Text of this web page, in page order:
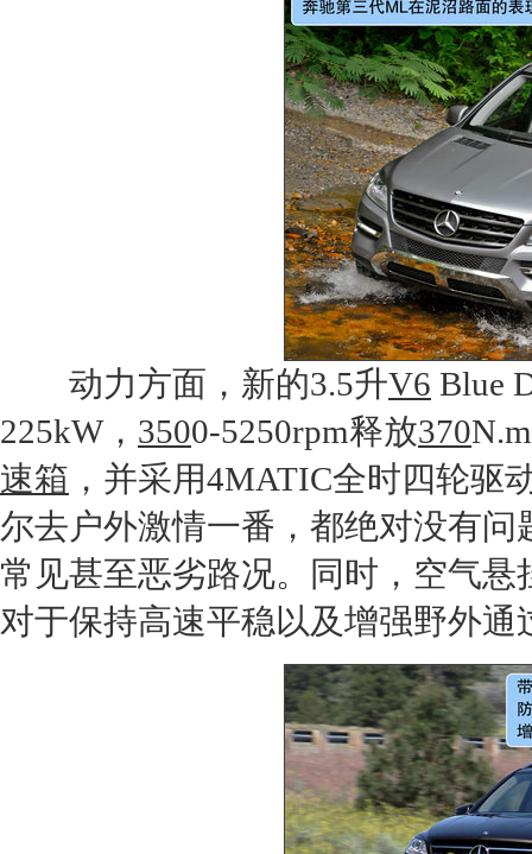
动力方面，新的3.5升V6 Blue
225kW， 3500-5250rpm释放370
速箱 ，并采用4MATIC全时四轮驱
尔去户外激情一番，都绝对没有
常见甚至恶劣路况。同时，空气
对于保持高速平稳以及增强野外通